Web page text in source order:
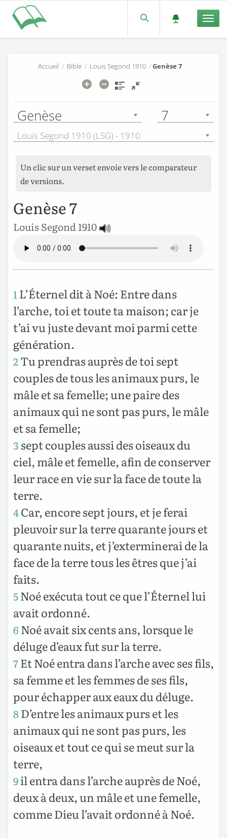
Accueil / Bible / Louis Segond 1910 /Genèse 7
Genèse 7
Louis Segond 1910 (LSG) - 1910
Un clic sur un verset envoie vers le comparateur
de versions.
Genèse 7
Louis Segond 1910
1 L’Éternel dit à Noé: Entre dans
l’arche, toi et toute ta maison; car je
t’ai vu juste devant moi parmi cette
génération.
2Tu prendras auprès de toi sept
couples de tous les animaux purs, le
mâle et sa femelle; une paire des
animaux qui ne sont pas purs, le mâle
et sa femelle;
3 sept couples aussi des oiseaux du
ciel, mâle et femelle, afin de conserver
leur race en vie sur la face de toute la
terre.
4Car, encore sept jours, et je ferai
pleuvoir sur la terre quarante jours et
quarante nuits, et j’exterminerai de la
face de la terre tous les êtres que j’ai
faits.
5Noé exécuta tout ce que l’Éternel lui
avait ordonné.
6 Noé avait six cents ans, lorsque le
déluge d’eaux fut sur la terre.
7Et Noé entra dans l’arche avec ses fils,
sa femme et les femmes de ses fils,
pour échapper aux eaux du déluge.
8D’entre les animaux purs et les
animaux qui ne sont pas purs, les
oiseaux et tout ce qui se meut sur la
terre,
9il entra dans l’arche auprès de Noé,
deux à deux, un mâle et une femelle,
comme Dieu l’avait ordonné à Noé.